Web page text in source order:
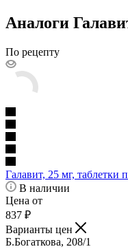
Аналоги
По рецепту
Галавит, 25 мг, таблетки
В наличии
Цена от
837 ₽
Варианты цен
Б.Богаткова, 208/1